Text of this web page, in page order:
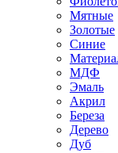
Мятные
Золотые
Синие
МДФ
Эмаль
Акрил
Береза
Дерево
Дуб